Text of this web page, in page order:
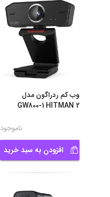
وب کم ردراگون مدل
GW800-1 HITMAN 2
ناموجود
افزودن به سبد خرید